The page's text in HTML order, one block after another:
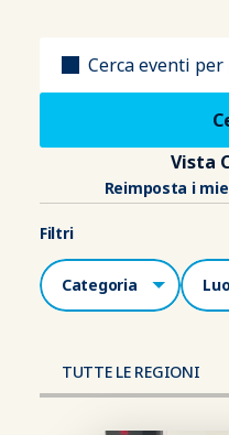
Vista
Reimposta i
Filtri
Categorie
TUTTE LE REGIONI